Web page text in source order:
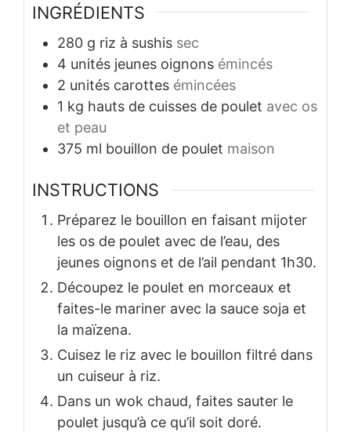
INGRÉDIENTS
280 g riz à sushis sec
4 unités jeunes oignons émincés
2 unités carottes émincées
1 kg hauts de cuisses de poulet avec os
et peau
375 ml bouillon de poulet maison
INSTRUCTIONS
Préparez le bouillon en faisant mijoter
les os de poulet avec de l’eau, des
jeunes oignons et de l’ail pendant 1h30.
Découpez le poulet en morceaux et
faites-le mariner avec la sauce soja et
la maïzena.
Cuisez le riz avec le bouillon filtré dans
un cuiseur à riz.
Dans un wok chaud, faites sauter le
poulet jusqu’à ce qu’il soit doré.